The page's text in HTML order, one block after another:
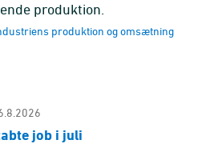
produktion.
produktion og omsætning
job i juli